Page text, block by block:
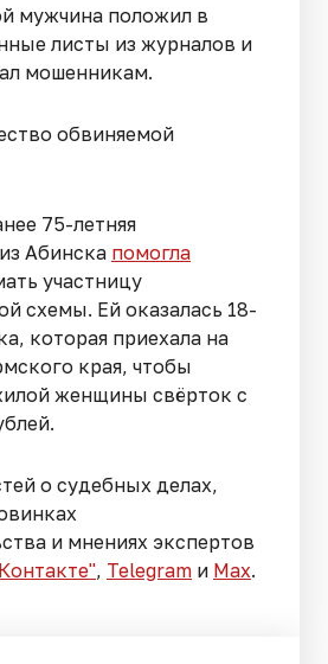
мужчина положил в
листы из журналов и
мошенникам.
обвиняемой
75-летняя
Абинска помогла
участницу
схемы. Ей оказалась 18-
которая приехала на
края, чтобы
женщины свёрток с
о судебных делах,
и мнениях экспертов
, Telegram и Max.